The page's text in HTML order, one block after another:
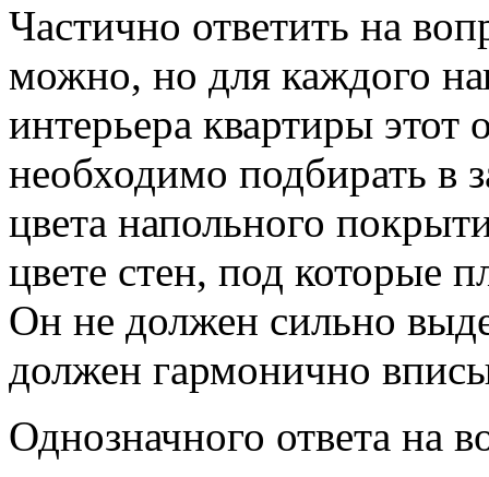
Частично ответить на
можно, но для каждого
интерьера квартиры этот
необходимо подбирать в
цвета напольного
цвете стен, под которые
Он не должен сильно
должен гармонично
Однозначного ответа на